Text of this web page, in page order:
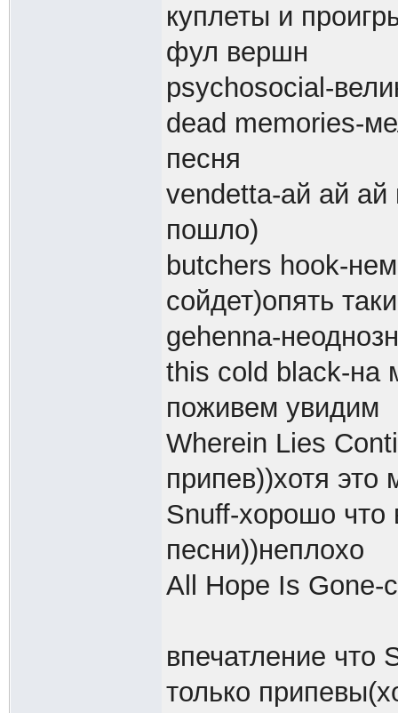
куплеты и
фул вершн
psychosocial-
dead memories-
песня
vendetta-ай ай ай
пошло)
butchers hook-
сойдет)опять
gehenna-
this cold black-на
поживем увидим
Wherein Lies
припев))хотя это
Snuff-хорошо что
песни))неплохо
All Hope Is Gone-
впечатление что
только